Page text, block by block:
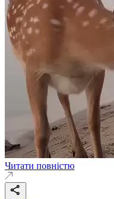
Читати повністю